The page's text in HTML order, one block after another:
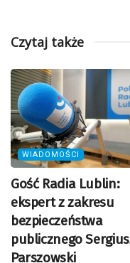
Czytaj także
WIADOMOŚCI
Gość Radia Lublin:
ekspert z zakresu
bezpieczeństwa
publicznego
Parszowski